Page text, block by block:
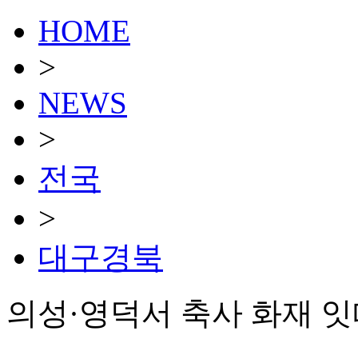
HOME
>
NEWS
>
전국
>
대구경북
의성·영덕서 축사 화재